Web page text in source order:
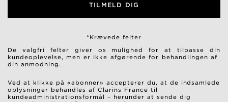
TILMELD DIG
*Krævede felter
De valgfri felter giver os mulighed for at tilpasse din
kundeoplevelse, men er ikke afgørende for behandlingen af ​​
din anmodning.
Ved at klikke på «abonner» accepterer du, at de indsamlede
oplysninger behandles af Clarins France til
kundeadministrationsformål – herunder at sende dig